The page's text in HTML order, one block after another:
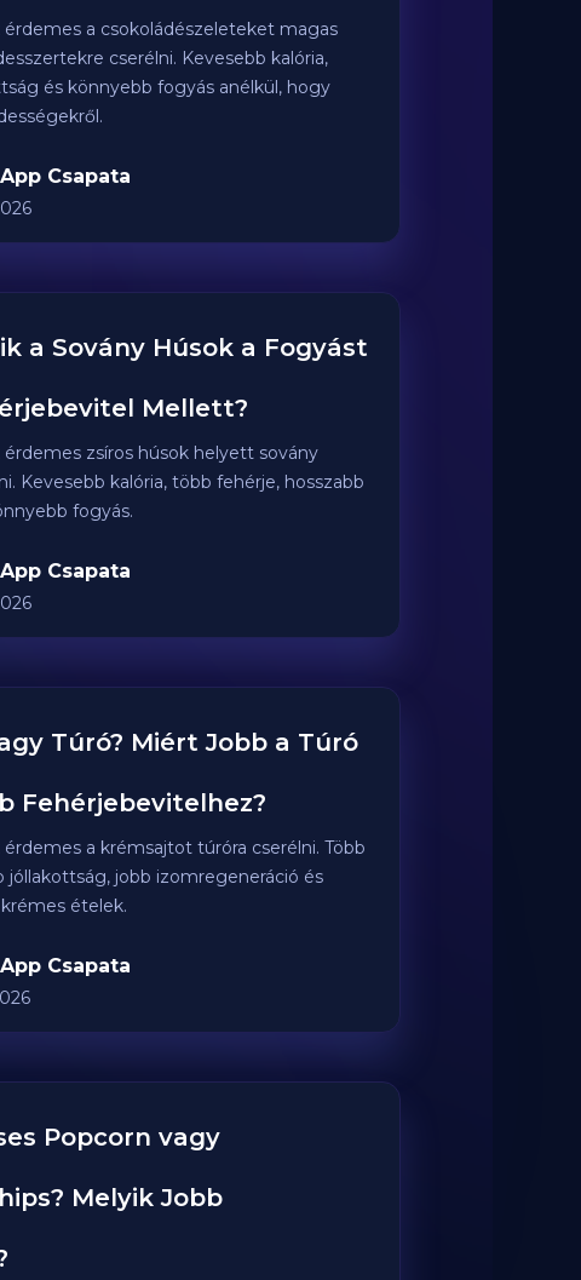
a csokoládészeleteket magas
cserélni. Kevesebb kalória,
és könnyebb fogyás anélkül, hogy
Csapata
a Sovány Húsok a Fogyást
Mellett?
zsíros húsok helyett sovány
Kevesebb kalória, több fehérje, hosszabb
fogyás.
Csapata
Túró? Miért Jobb a Túró
Fehérjebevitelhez?
a krémsajtot túróra cserélni. Több
jóllakottság, jobb izomregeneráció és
ételek.
Csapata
Popcorn vagy
Melyik Jobb